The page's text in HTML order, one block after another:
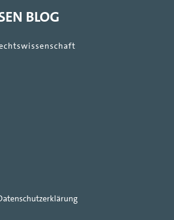
BLOG